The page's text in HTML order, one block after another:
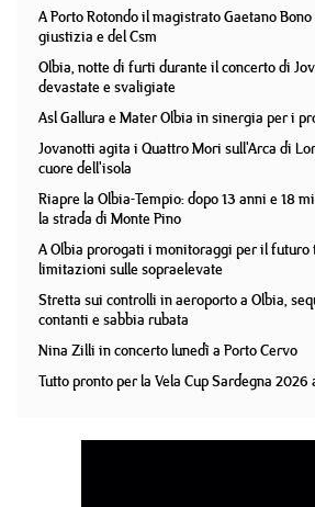
A Porto Rotondo il magistrato Gaetano
giustizia e del Csm
Olbia, notte di furti durante il concerto di
devastate e svaligiate
Asl Gallura e Mater Olbia in sinergia per i
Jovanotti agita i Quattro Mori sull'Arca di
cuore dell'isola
Riapre la Olbia-Tempio: dopo 13 anni e 18
la strada di Monte Pino
A Olbia prorogati i monitoraggi per il futuro
limitazioni sulle sopraelevate
Stretta sui controlli in aeroporto a Olbia,
contanti e sabbia rubata
Nina Zilli in concerto lunedì a Porto Cervo
Tutto pronto per la Vela Cup Sardegna 2026